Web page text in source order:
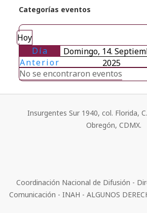
Categorías eventos
Hoy
Día
Anterior
Domingo, 14.
2025
No se encontraron eventos
Insurgentes Sur 1940, col. Florida,
Obregón, CDMX.
Coordinación Nacional de Difusión -
Comunicación - INAH - ALGUNOS